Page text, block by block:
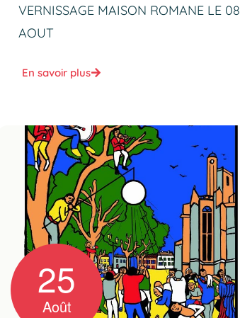
VERNISSAGE MAISON ROMANE LE 08
AOUT
En savoir plus
25
Août